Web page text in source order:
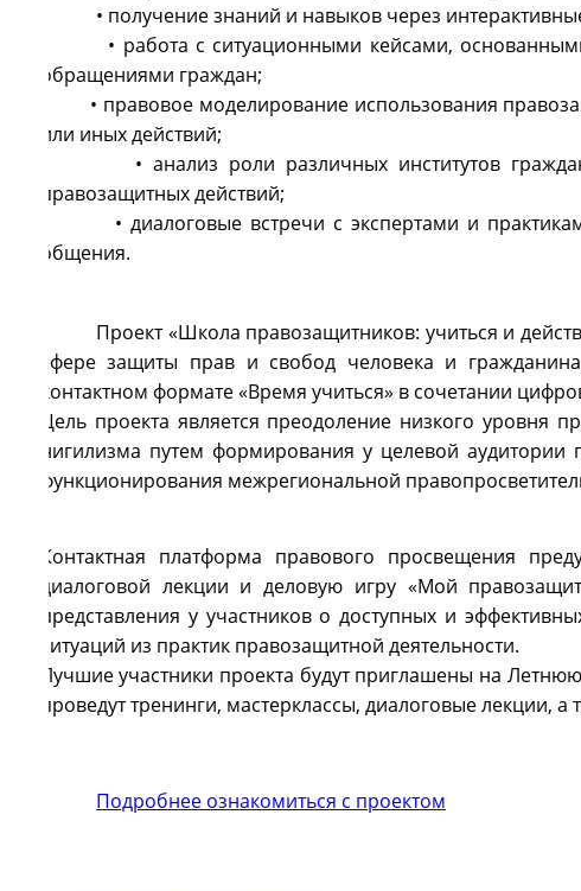
• получение знаний и навыков через
• работа с ситуационными кейсами, основанными
обращениями граждан;
• правовое моделирование использования
или иных действий;
• анализ роли различных институтов
правозащитных действий;
• диалоговые встречи с экспертами и
общения.
Проект «Школа правозащитников: учиться и
сфере защиты прав и свобод человека и
контактном формате «Время учиться» в сочетании
Цель проекта является преодоление низкого уровня
нигилизма путем формирования у целевой
функционирования межрегиональной
Контактная платформа правового просвещения
диалоговой лекции и деловую игру «Мой
представления у участников о доступных и
ситуаций из практик правозащитной деятельности.
Лучшие участники проекта будут приглашены на
проведут тренинги, мастерклассы, диалоговые лекции, а
Подробнее ознакомиться с проектом